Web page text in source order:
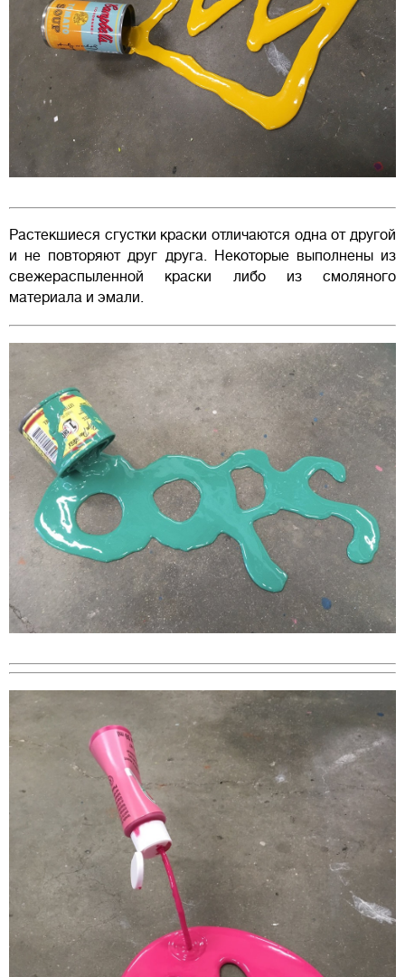
Растекшиеся сгустки краски отличаются одна от другой
и не повторяют друг друга. Некоторые выполнены из
свежераспыленной краски либо из смоляного
материала и эмали.